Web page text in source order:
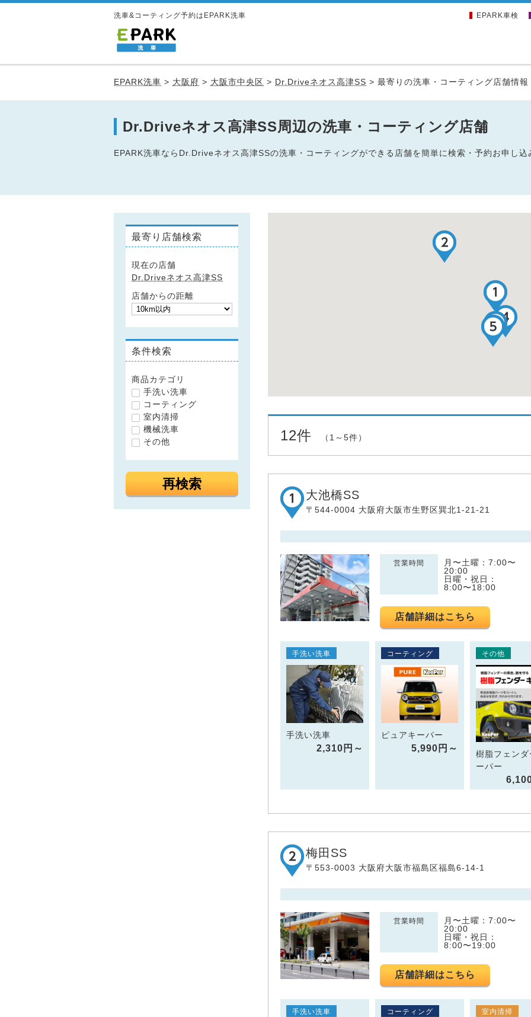
洗車&コーティング予約はEPARK洗車 EPARK車検
EPARK洗車 > 大阪府 > 大阪市中央区 > Dr.Driveネオス高津SS > 最寄りの洗車・コーティング店舗情報
Dr.Driveネオス高津SS周辺の洗車・コーティング店舗
EPARK洗車ならDr.Driveネオス高津SSの洗車・コーティングができる店舗を簡単に検索・予約お申し込
最寄り店舗検索
現在の店舗
Dr.Driveネオス高津SS
店舗からの距離
条件検索
商品カテゴリ
手洗い洗車
コーティング
室内清掃
機械洗車
その他
再検索
12件 （1～5件）
大池橋SS
〒544-0004 大阪府大阪市生野区巽北1-21-21
営業時間
月〜土曜：7:00〜
20:00
日曜・祝日：
8:00〜18:00
店舗詳細はこちら
手洗い洗車
手洗い洗車
2,310円～
コーティング
ピュアキーパー
5,990円～
その他
樹脂フェンダ
ーパー
梅田SS
〒553-0003 大阪府大阪市福島区福島6-14-1
営業時間
月〜土曜：7:00〜
20:00
日曜・祝日：
8:00〜19:00
店舗詳細はこちら
手洗い洗車 コーティング 室内清掃